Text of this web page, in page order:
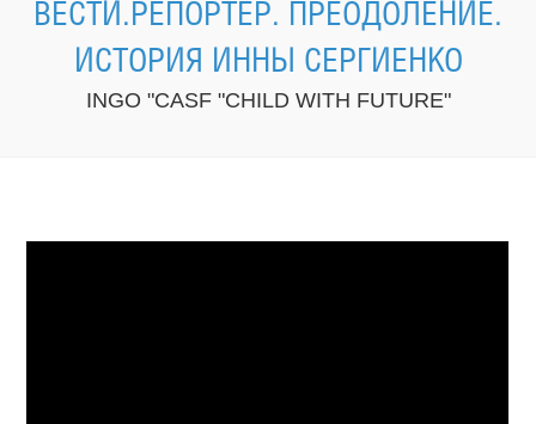
ВЕСТИ.РЕПОРТЕР. ПРЕОДОЛЕНИЕ.
ИСТОРИЯ ИННЫ СЕРГИЕНКО
INGO "CASF "CHILD WITH FUTURE"